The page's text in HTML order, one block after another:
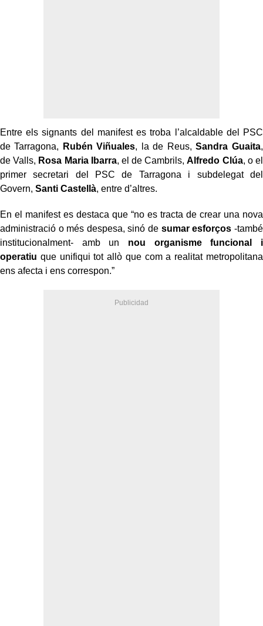
Entre els signants del manifest es troba l’alcaldable del PSC
de Tarragona,
Rubén Viñuales, la de Reus, Sandra Guaita,
de Valls, Rosa Maria Ibarra, el de Cambrils,Alfredo Clúa, o el
primer secretari del PSC de Tarragona i subdelegat del
Govern, Santi Castellà, entre d’altres.
En el manifest es destaca que “no es tracta de crear una nova
administració o més despesa, sinó de sumar esforços -també
institucionalment- amb un nou organisme funcional i
operatiu que unifiqui tot allò que com a realitat metropolitana
ens afecta i ens correspon.”